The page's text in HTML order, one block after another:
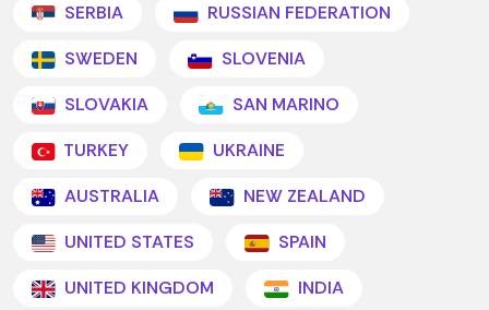
SERBIA
RUSSIAN FEDERATION
SWEDEN
SLOVENIA
SLOVAKIA
SAN MARINO
TURKEY
UKRAINE
AUSTRALIA
NEW ZEALAND
UNITED STATES
SPAIN
UNITED KINGDOM
INDIA